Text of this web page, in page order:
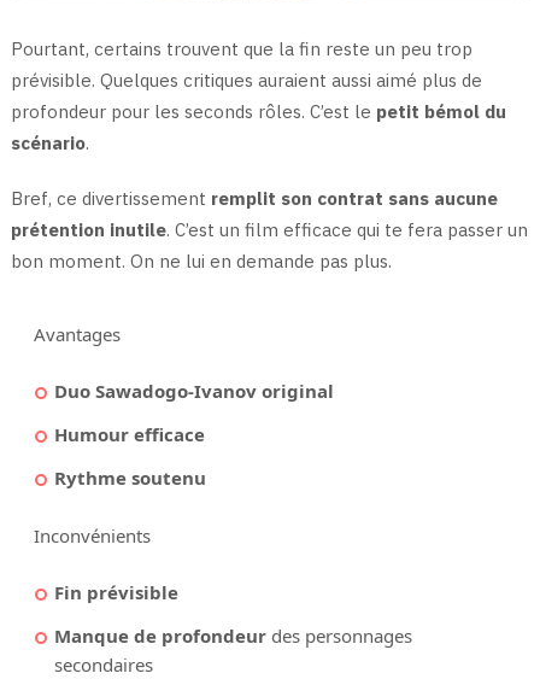
Pourtant, certains trouvent que la fin reste un peu trop
prévisible. Quelques critiques auraient aussi aimé plus de
profondeur pour les seconds rôles. C’est le petit bémol du
scénario.
Bref, ce divertissement remplit son contrat sans aucune
prétention inutile. C’est un film efficace qui te fera passer un
bon moment. On ne lui en demande pas plus.
Avantages
Duo Sawadogo-Ivanov original
Humour efficace
Rythme soutenu
Inconvénients
Fin prévisible
Manque de profondeur des personnages
secondaires